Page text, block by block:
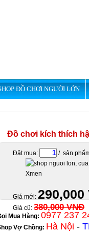
ĐỒ CHƠI NGƯỜI LỚN
Đồ chơi kích thích
Đặt mua: / sản
Giá mới: 290,000
Giá cũ: 380,000 VNĐ
Mua Hàng: 0977 237
Vợ Chồng: Hà Nội -